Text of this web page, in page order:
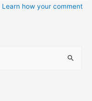
Learn how your comment